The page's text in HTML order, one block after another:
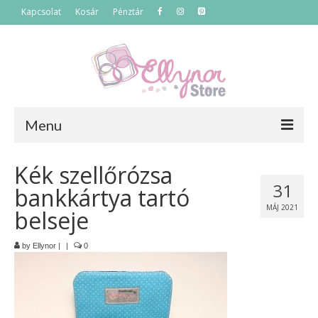
Kapcsolat Kosár Pénztár
Menu
Főoldal
Termékek
Szettek
Akciós termékek
Táskák
Neszeszerek
31
MÁJ 2021
Kék szellőrózsa
bankkártya tartó
belseje
by Ellynor | | 0